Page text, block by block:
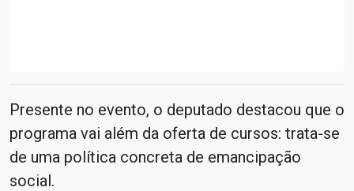
Presente no evento, o deputado destacou que o
programa vai além da oferta de cursos: trata-se
de uma política concreta de emancipação
social.